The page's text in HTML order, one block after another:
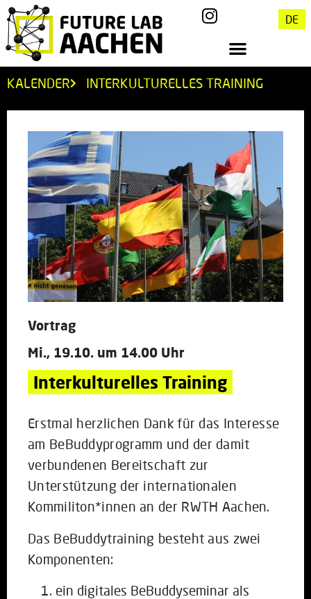
DE
KALENDER INTERKULTURELLES TRAINING
Vortrag
Mi., 19.10. um 14.00 Uhr
Interkulturelles Training
Erstmal herzlichen Dank für das Interesse
am BeBuddyprogramm und der damit
verbundenen Bereitschaft zur
Unterstützung der internationalen
Kommiliton*innen an der RWTH Aachen.
Das BeBuddytraining besteht aus zwei
Komponenten:
ein digitales BeBuddyseminar als